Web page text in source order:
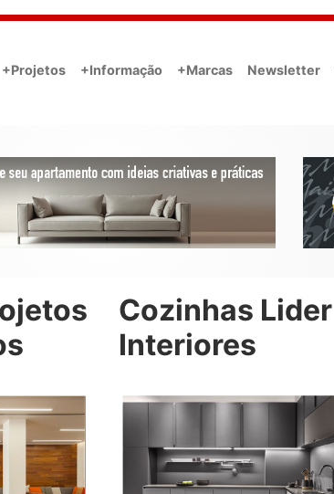
+Projetos +Informação +Marcas Newsletter
Cozinhas Lider
Interiores